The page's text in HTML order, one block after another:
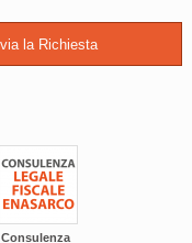
Consulenza